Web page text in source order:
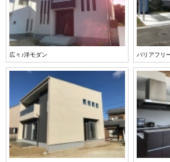
広々♪洋モダン バリアフリ